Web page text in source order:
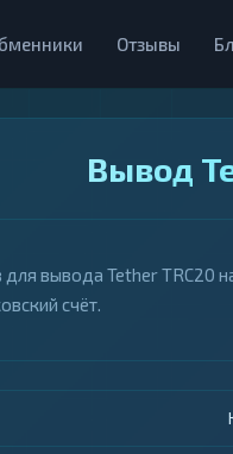
Отзывы
Вывод
вывода Tether TRC20
счёт.